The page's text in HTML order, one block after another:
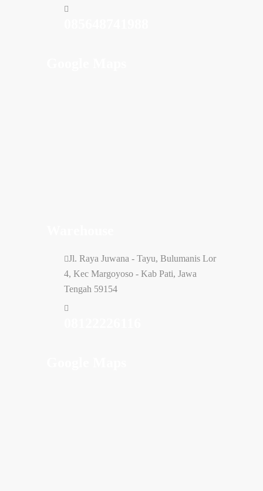
Jl. Raya Juwana - Tayu, Bulumanis Lor
4, Kec Margoyoso - Kab Pati, Jawa
Tengah 59154